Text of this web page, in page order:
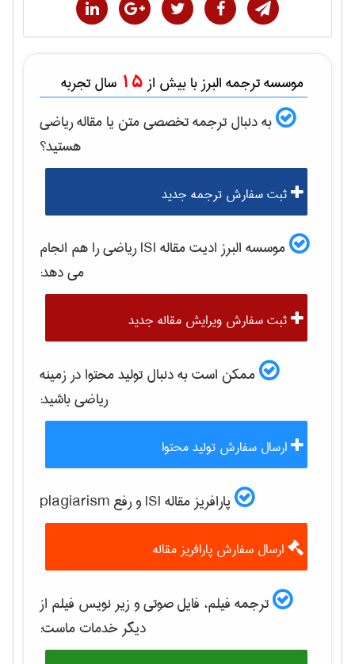
موسسه ترجمه البرز با بیش از 15 سال تجربه
به دنبال ترجمه تخصصی متن یا مقالهرياضی
هستید؟
ثبت سفارش ترجمه جدید
موسسه البرز ادیت مقاله ISI رياضیرا هم انجام
می دهد:
ثبت سفارش ویرایش مقاله جدید
ممکن است به دنبال تولید محتوا در زمینه
رياضیباشید:
ارسال سفارش تولید محتوا
پارافریز مقاله ISI و رفع plagiarism
ارسال سفارش پارافریز مقاله
ترجمه فیلم، فایل صوتی و زیر نویس فیلم از
دیگر خدمات ماست: